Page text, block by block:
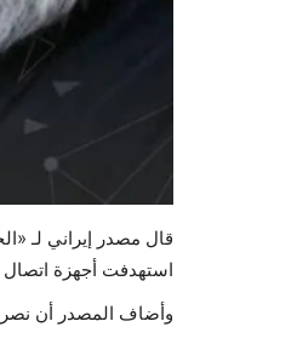
استهدفت أجهزة اتصال
وأضاف المصدر أن نصر